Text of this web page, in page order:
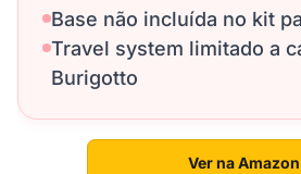
Base não incluída no kit
Travel system limitado a
Burigotto
Ver na Amazon